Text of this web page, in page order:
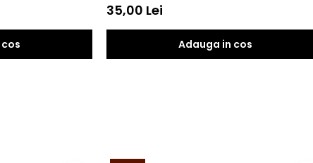
35,00 Lei
Adauga in cos